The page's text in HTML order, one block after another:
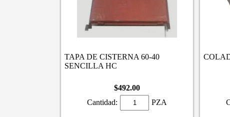
TAPA DE CISTERNA 60-40
SENCILLA HC
$492.00
Cantidad:
PZA